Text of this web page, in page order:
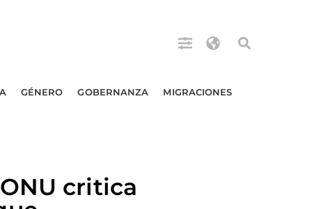
GÉNERO GOBERNANZA MIGRACIONES
critica